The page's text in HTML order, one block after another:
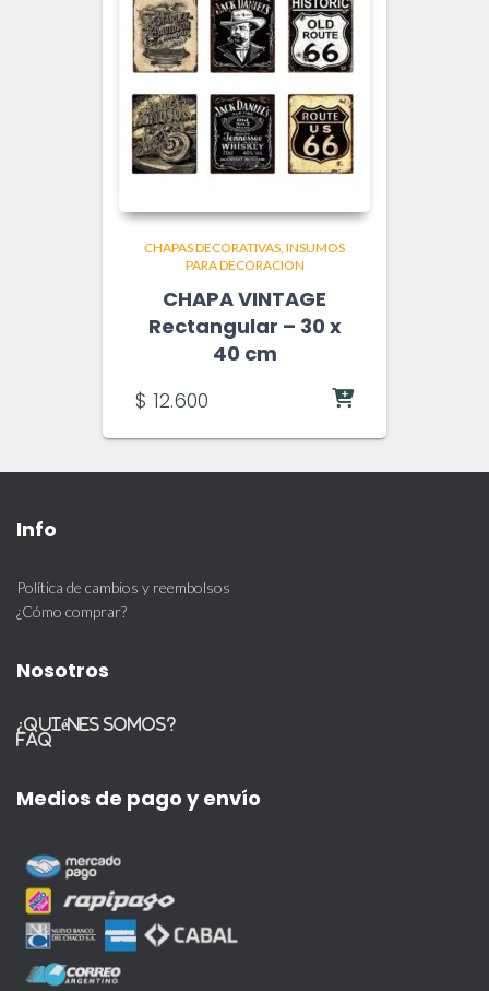
CHAPAS DECORATIVAS INSUMOS
PARA DECORACION
CHAPA VINTAGE
Rectangular – 30 x
40 cm
$ 12.600
Info
Política de cambios y reembolsos
¿Cómo comprar?
Nosotros
¿Quiénes somos?
FAQ
Medios de pago y envío